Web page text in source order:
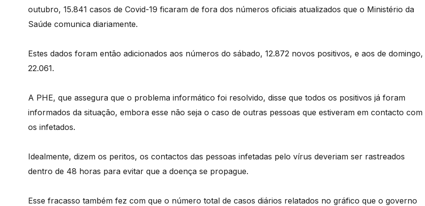
outubro, 15.841 casos de Covid-19 ficaram de fora dos números oficiais atualizados que o Ministério da
Saúde comunica diariamente.
Estes dados foram então adicionados aos números do sábado, 12.872 novos positivos, e aos de domingo,
22.061.
A PHE, que assegura que o problema informático foi resolvido, disse que todos os positivos já foram
informados da situação, embora esse não seja o caso de outras pessoas que estiveram em contacto com
os infetados.
Idealmente, dizem os peritos, os contactos das pessoas infetadas pelo vírus deveriam ser rastreados
dentro de 48 horas para evitar que a doença se propague.
Esse fracasso também fez com que o número total de casos diários relatados no gráfico que o governo